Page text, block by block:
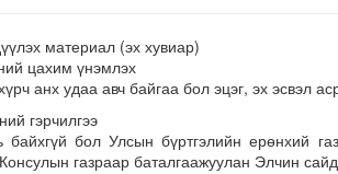
материал (эх хувиар)
цахим үнэмлэх
анх удаа авч байгаа бол эцэг, эх эсвэл
гэрчилгээ
байхгүй бол Улсын бүртгэлийн ерөнхий
газраар баталгаажуулан Элчин